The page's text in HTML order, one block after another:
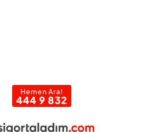
Hemen Ara!
444 9 832